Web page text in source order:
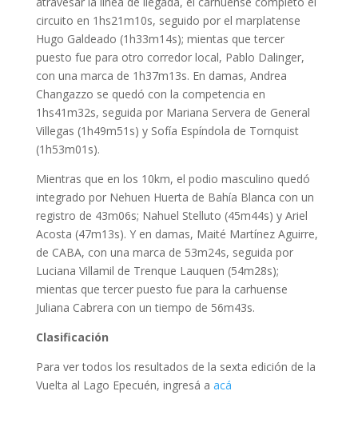
circuito en 1hs21m10s, seguido por el marplatense
Hugo Galdeado (1h33m14s); mientas que tercer
puesto fue para otro corredor local, Pablo Dalinger,
con una marca de 1h37m13s. En damas, Andrea
Changazzo se quedó con la competencia en
1hs41m32s, seguida por Mariana Servera de General
Villegas (1h49m51s) y Sofía Espíndola de Tornquist
(1h53m01s).
Mientras que en los 10km, el podio masculino quedó
integrado por Nehuen Huerta de Bahía Blanca con un
registro de 43m06s; Nahuel Stelluto (45m44s) y Ariel
Acosta (47m13s). Y en damas, Maité Martínez Aguirre,
de CABA, con una marca de 53m24s, seguida por
Luciana Villamil de Trenque Lauquen (54m28s);
mientas que tercer puesto fue para la carhuense
Juliana Cabrera con un tiempo de 56m43s.
Clasificación
Para ver todos los resultados de la sexta edición de la
Vuelta al Lago Epecuén, ingresá a acá